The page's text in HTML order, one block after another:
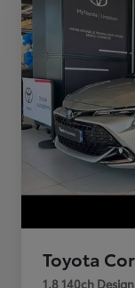
Toyota
1.8 140ch